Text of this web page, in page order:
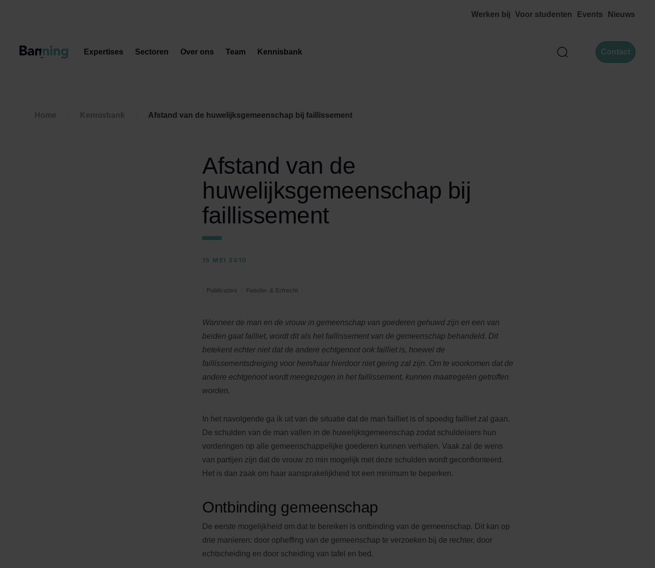
Werken bij Voor studenten Events Nieuws
Zoek Contact
Expertises Sectoren Over ons Team Kennisbank
Home Kennisbank Afstand van de huwelijksgemeenschap bij faillissement
Afstand van de
huwelijksgemeenschap bij
faillissement
15 MEI 2010
Publicaties Familie- & Erfrecht
Wanneer de man en de vrouw in gemeenschap van goederen gehuwd zijn en een van
beiden gaat failliet, wordt dit als het faillissement van de gemeenschap behandeld. Dit
betekent echter niet dat de andere echtgenoot ook failliet is, hoewel de
faillissementsdreiging voor hem/haar hierdoor niet gering zal zijn. Om te voorkomen dat de
andere echtgenoot wordt meegezogen in het faillissement, kunnen maatregelen getroffen
worden.
In het navolgende ga ik uit van de situatie dat de man failliet is of spoedig failliet zal gaan.
De schulden van de man vallen in de huwelijksgemeenschap zodat schuldeisers hun
vorderingen op alle gemeenschappelijke goederen kunnen verhalen. Vaak zal de wens
van partijen zijn dat de vrouw zo min mogelijk met deze schulden wordt geconfronteerd.
Het is dan zaak om haar aansprakelijkheid tot een minimum te beperken.
Ontbinding gemeenschap
De eerste mogelijkheid om dat te bereiken is ontbinding van de gemeenschap. Dit kan op
drie manieren: door opheffing van de gemeenschap te verzoeken bij de rechter, door
echtscheiding en door scheiding van tafel en bed.